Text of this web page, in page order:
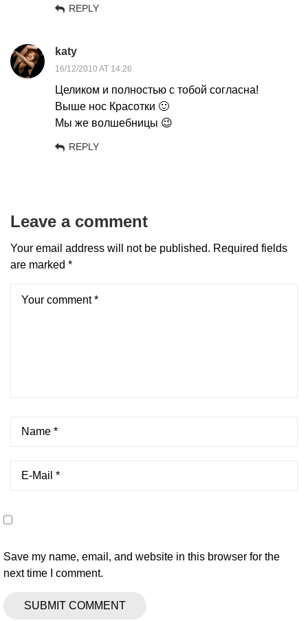
REPLY
katy
16/12/2010 AT 14:26
Целиком и полностью с тобой согласна!
Выше нос Красотки 🙂
Мы же волшебницы 😉
REPLY
Leave a comment
Your email address will not be published. Required fields
are marked *
Save my name, email, and website in this browser for the
next time I comment.